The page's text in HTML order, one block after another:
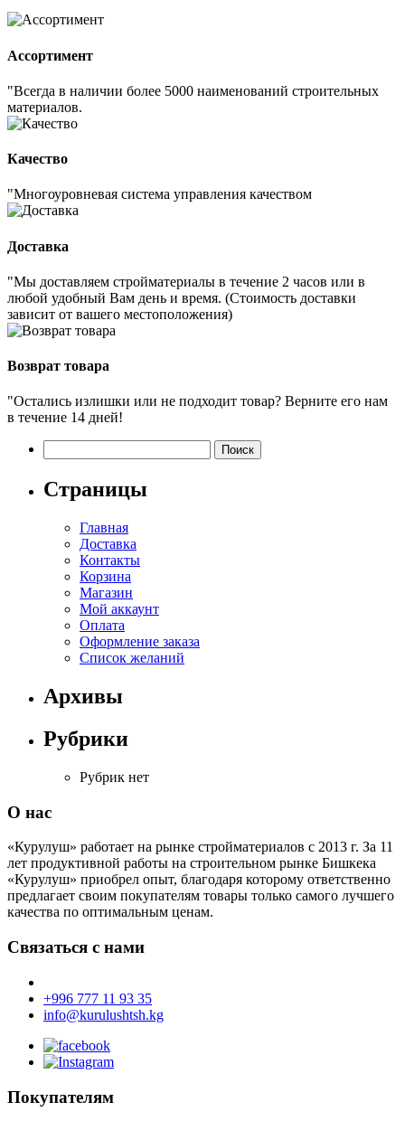
Ассортимент
"Всегда в наличии более 5000 наименований строительных
материалов.
Качество
"Многоуровневая система управления качеством
Доставка
"Мы доставляем стройматериалы в течение 2 часов или в
любой удобный Вам день и время. (Стоимость доставки
зависит от вашего местоположения)
Возврат товара
"Остались излишки или не подходит товар? Верните его нам
в течение 14 дней!
Страницы
Главная
Доставка
Контакты
Корзина
Магазин
Мой аккаунт
Оплата
Оформление заказа
Список желаний
Архивы
Рубрики
Рубрик нет
О нас
«Курулуш» работает на рынке стройматериалов с 2013 г. За 11
лет продуктивной работы на строительном рынке Бишкека
«Курулуш» приобрел опыт, благодаря которому ответственно
предлагает своим покупателям товары только самого лучшего
качества по оптимальным ценам.
Связаться с нами
+996 777 11 93 35
info@kurulushtsh.kg
Покупателям